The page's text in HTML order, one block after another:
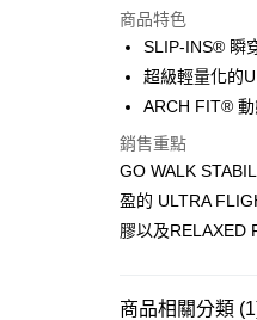
大哥付你分期
相關說明
1.本服務由台灣大
2.付款方式選擇「
流程，驗證手機門
完成交易。
3.實際核准額度、
4.訂單成立30分鐘
消。如遇「轉專審
1.分期款項不併入
ATM付款
宅配
商品特色
SLIP-INS® 瞬
超級輕量化的
ARCH FIT®
銷售重點
GO WALK
盈的 ULTRA
膠以及RELAXED
商品相關分類